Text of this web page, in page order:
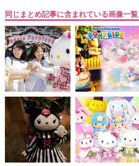
同じまとめ記事に含まれている画像一覧